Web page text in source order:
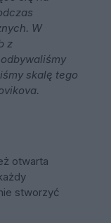
W
z
skalę tego
otwarta
stworzyć